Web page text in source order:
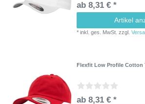
ab 8,31 € *
Artikel
*inkl. ges. MwSt. zzgl.
Flexfit Low Profile Cotton
ab 8,31 € *